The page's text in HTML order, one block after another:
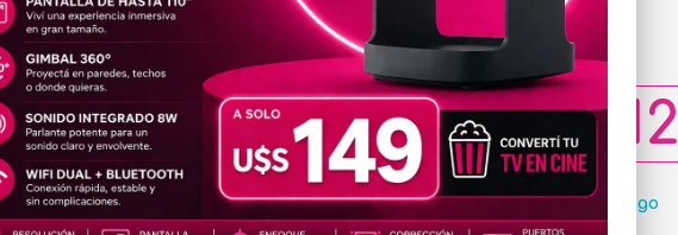
DVR65
u$s244,12
Precio
especial
u$s269.26 con MercadoPago